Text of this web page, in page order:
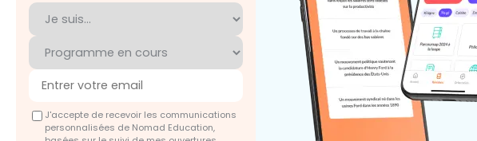
J'accepte de recevoir les communications
personnalisées de Nomad Education,